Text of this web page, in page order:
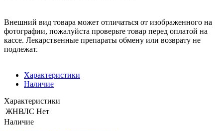
Внешний вид товара может отличаться от изображенного на
фотографии, пожалуйста проверьте товар перед оплатой на
кассе. Лекарственные препараты обмену или возврату не
подлежат.
Характеристики
Наличие
Характеристики
ЖНВЛС Нет
Наличие